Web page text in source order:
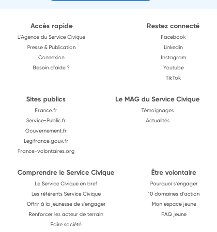
Accès rapide
L'Agence du Service Civique
Presse & Publication
Connexion
Besoin d'aide ?
Restez connecté
Facebook
Linkedin
Instagram
Youtube
TikTok
Sites publics
France.fr
Service-Public.fr
Gouvernement.fr
Legifrance.gouv.fr
France-volontaires.org
Le MAG du Service Civique
Témoignages
Actualités
Comprendre le Service Civique
Le Service Civique en bref
Les référents Service Civique
Offrir à la jeunesse de s'engager
Renforcer les acteur de terrain
Faire société
Être volontaire
Pourquoi s'engager
10 domaines d'action
Mon espace jeune
FAQ jeune